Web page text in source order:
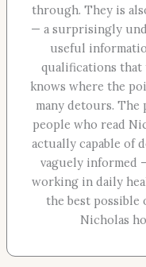
through. They is
— a surprisingly
useful
qualifications that
knows where the
many detours.
people who read
actually capable of
vaguely informed
working in daily
the best possible
Nicholas